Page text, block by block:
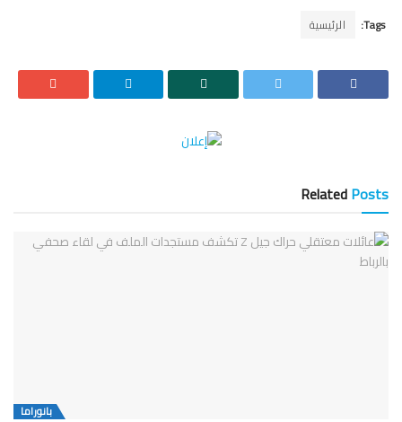
Tags: الرئيسية
RelatedPosts
بانوراما